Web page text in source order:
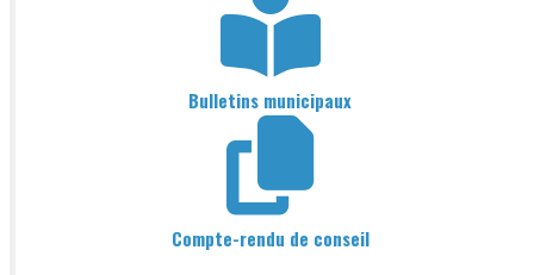
Bulletins municipaux
Compte-rendu de conseil